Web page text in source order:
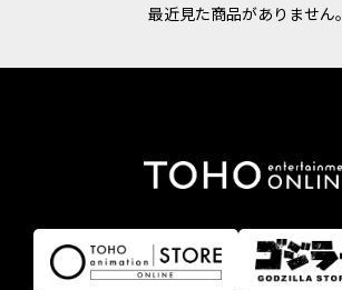
最近見た商品がありません。